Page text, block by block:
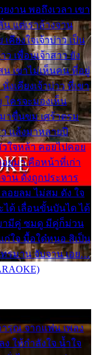
งาน พอถึงเวลา เขา
แต่เราล้างจาน
คียงใจเจ้าบ่าว เป็น
เพื่อนเจ้าสาว ยัง
เขาไม่เห็นคน ที่อยู่
งเคียงเจ้าบ่าว ที่เขา
ใครจะมองเห็น
าขื่นขม เศร้าตรม
แล้งมาหลายปี
ใจหล้า คอยไปคอย
ยมา คือหน้าที่เก่า
าน ดั่งถูกประหาร
อยลม ไม่สม ดัง ใจ
ได้ เลื่อนขั้นบันได ได้
ขามีคู่ ซมดู มีคู่ก็ม่วน
ก่ใจ มื้อใด๋หนอ สิเป็น
ทรมาน จับจาน เอย…
รุณ จากแฟน เพลง
ให้กำลังใจ น้ำใจ